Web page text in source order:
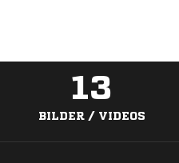
13
BILDER / VIDEOS